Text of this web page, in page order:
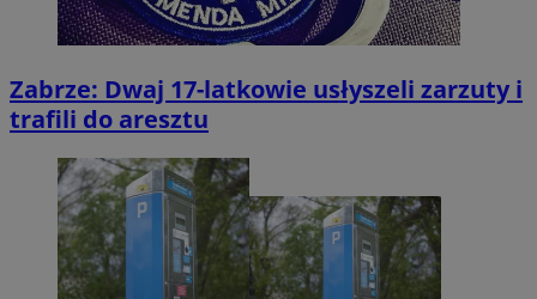
Zabrze: Dwaj 17-latkowie usłyszeli zarzuty i
trafili do aresztu